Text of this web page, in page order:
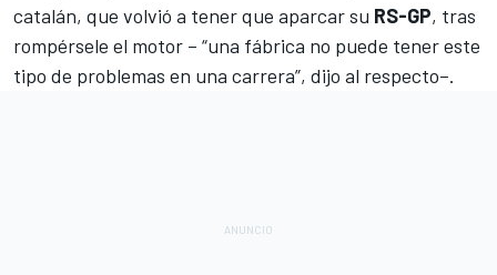
catalán, que volvió a tener que aparcar su RS-GP, tras
rompérsele el motor – “una fábrica no puede tener este
tipo de problemas en una carrera”, dijo al respecto–.